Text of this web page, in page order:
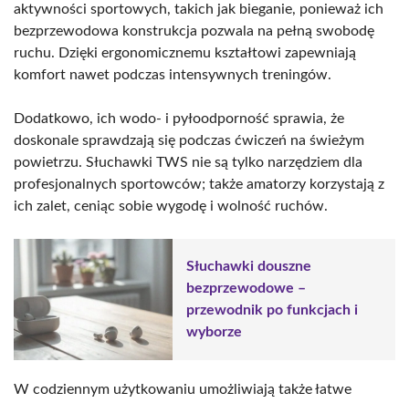
aktywności sportowych, takich jak bieganie, ponieważ ich
bezprzewodowa konstrukcja pozwala na pełną swobodę
ruchu. Dzięki ergonomicznemu kształtowi zapewniają
komfort nawet podczas intensywnych treningów.
Dodatkowo, ich wodo- i pyłoodporność sprawia, że
doskonale sprawdzają się podczas ćwiczeń na świeżym
powietrzu. Słuchawki TWS nie są tylko narzędziem dla
profesjonalnych sportowców; także amatorzy korzystają z
ich zalet, ceniąc sobie wygodę i wolność ruchów.
Słuchawki douszne
bezprzewodowe –
przewodnik po funkcjach i
wyborze
W codziennym użytkowaniu umożliwiają także łatwe